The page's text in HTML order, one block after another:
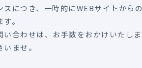
につき、一時的にWEBサイトからの
。
合わせは、お手数をおかけいたしま
ませ。